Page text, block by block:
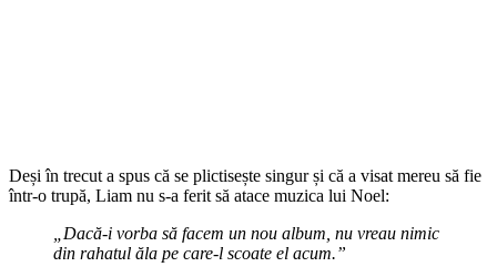
Deși în trecut a spus că se plictisește singur și că a visat mereu să fie
într-o trupă, Liam nu s-a ferit să atace muzica lui Noel:
„Dacă-i vorba să facem un nou album, nu vreau nimic
din rahatul ăla pe care-l scoate el acum.”